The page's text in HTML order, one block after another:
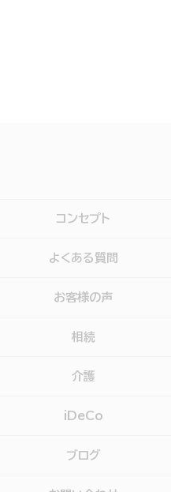
コンセプト
よくある質問
お客様の声
相続
介護
iDeCo
ブログ